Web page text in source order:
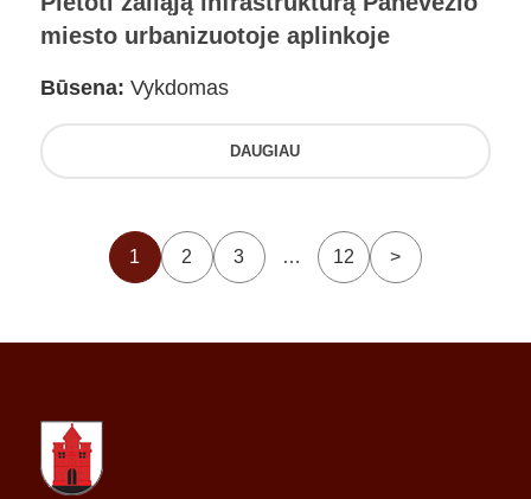
miesto urbanizuotoje aplinkoje
Būsena: Vykdomas
DAUGIAU
1 2 3 … 12 >